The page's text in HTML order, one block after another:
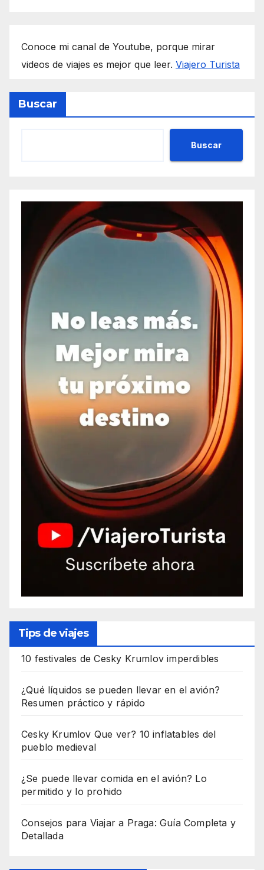
Conoce mi canal de Youtube, porque mirar
videos de viajes es mejor que leer. Viajero Turista
Buscar
Buscar
Tips de viajes
10 festivales de Cesky Krumlov imperdibles
¿Qué líquidos se pueden llevar en el avión?
Resumen práctico y rápido
Cesky Krumlov Que ver? 10 inflatables del
pueblo medieval
¿Se puede llevar comida en el avión? Lo
permitido y lo prohido
Consejos para Viajar a Praga: Guía Completa y
Detallada